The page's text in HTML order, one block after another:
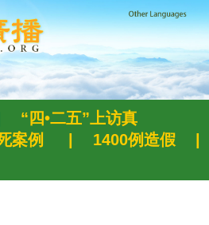
“四•二五”上访真
案例 1400例造假